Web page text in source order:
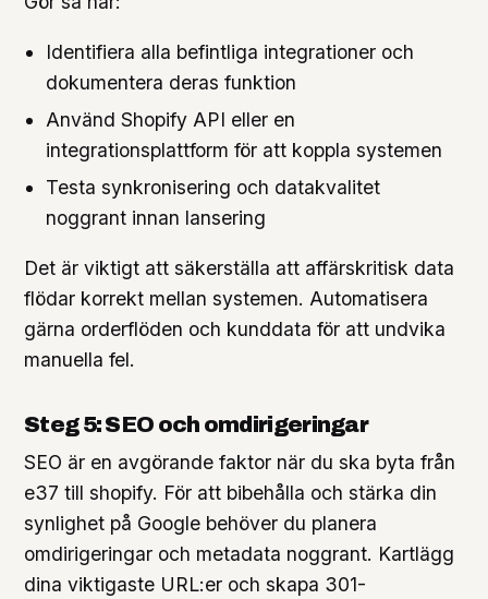
Identifiera alla befintliga integrationer och
dokumentera deras funktion
Använd Shopify API eller en
integrationsplattform för att koppla systemen
Testa synkronisering och datakvalitet
noggrant innan lansering
Det är viktigt att säkerställa att affärskritisk data
flödar korrekt mellan systemen. Automatisera
gärna orderflöden och kunddata för att undvika
manuella fel.
Steg 5: SEO och omdirigeringar
SEO är en avgörande faktor när du ska byta från
e37 till shopify. För att bibehålla och stärka din
synlighet på Google behöver du planera
omdirigeringar och metadata noggrant. Kartlägg
dina viktigaste URL:er och skapa 301-